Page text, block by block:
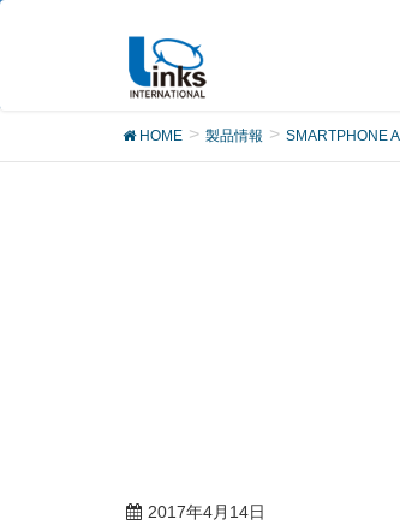
製品
HOME 製品情報 SMARTPHONE
2017年4月14日